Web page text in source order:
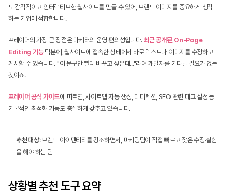
도 감각적이고 인터랙티브한 웹사이트를 만들 수 있어, 브랜드 이미지를 중요하게 생각
하는 기업에 적합합니다.
프레이머의 가장 큰 장점은 마케터의 운영 편의성입니다. 최근 공개된 On-Page
Editing 기능 덕분에, 웹사이트에 접속한 상태에서 바로 텍스트나 이미지를 수정하고
게시할 수 있습니다. "이 문구만 빨리 바꾸고 싶은데..."라며 개발자를 기다릴 필요가 없는
것이죠.
프레이머 공식 가이드에 따르면, 사이트맵 자동 생성, 리디렉션, SEO 관련 태그 설정 등
기본적인 최적화 기능도 충실하게 갖추고 있습니다.
추천 대상: 브랜드 아이덴티티를 강조하면서, 마케팅팀이 직접 빠르고 잦은 수정·실험
을 해야 하는 팀
상황별 추천 도구 요약